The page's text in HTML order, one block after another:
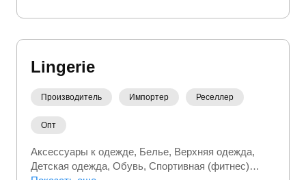
Lingerie
Производитель Импортер Реселлер
Опт
Аксессуары к одежде Белье Верхняя одежда
Детская одежда Обувь Спортивная (фитнес)